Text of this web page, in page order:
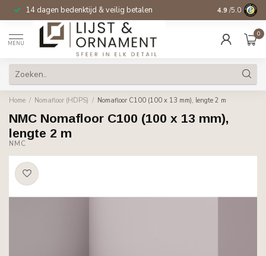
14 dagen bedenktijd & veilig betalen 4.9 /5.0
MENU
0
Home / Nomafloor (HDPS) / Nomafloor C100 (100 x 13 mm), lengte 2 m
NMC Nomafloor C100 (100 x 13 mm),
lengte 2 m
NMC